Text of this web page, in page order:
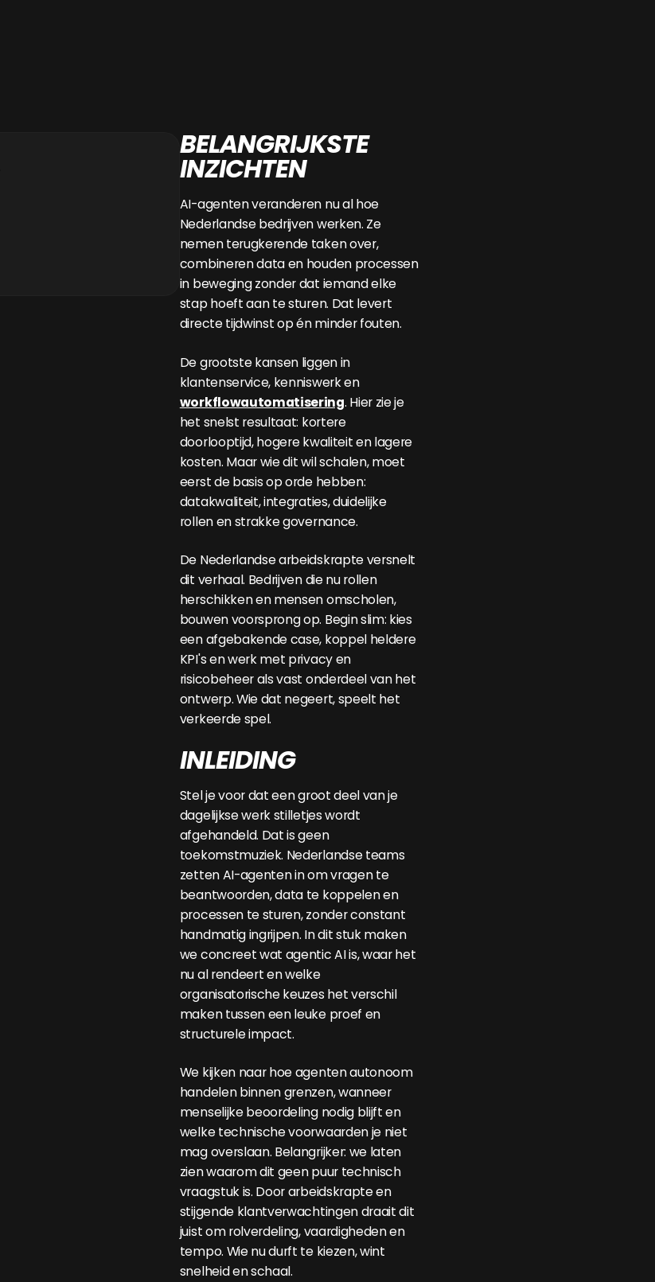
BELANGRIJKSTE
INZICHTEN
AI-agenten veranderen nu al hoe
Nederlandse bedrijven werken. Ze
nemen terugkerende taken over,
combineren data en houden processen
in beweging zonder dat iemand elke
stap hoeft aan te sturen. Dat levert
directe tijdwinst op én minder fouten.
De grootste kansen liggen in
klantenservice, kenniswerk en
workflowautomatisering. Hier zie je
het snelst resultaat: kortere
doorlooptijd, hogere kwaliteit en lagere
kosten. Maar wie dit wil schalen, moet
eerst de basis op orde hebben:
datakwaliteit, integraties, duidelijke
rollen en strakke governance.
De Nederlandse arbeidskrapte versnelt
dit verhaal. Bedrijven die nu rollen
herschikken en mensen omscholen,
bouwen voorsprong op. Begin slim: kies
een afgebakende case, koppel heldere
KPI's en werk met privacy en
risicobeheer als vast onderdeel van het
ontwerp. Wie dat negeert, speelt het
verkeerde spel.
INLEIDING
Stel je voor dat een groot deel van je
dagelijkse werk stilletjes wordt
afgehandeld. Dat is geen
toekomstmuziek. Nederlandse teams
zetten AI-agenten in om vragen te
beantwoorden, data te koppelen en
processen te sturen, zonder constant
handmatig ingrijpen. In dit stuk maken
we concreet wat agentic AI is, waar het
nu al rendeert en welke
organisatorische keuzes het verschil
maken tussen een leuke proef en
structurele impact.
We kijken naar hoe agenten autonoom
handelen binnen grenzen, wanneer
menselijke beoordeling nodig blijft en
welke technische voorwaarden je niet
mag overslaan. Belangrijker: we laten
zien waarom dit geen puur technisch
vraagstuk is. Door arbeidskrapte en
stijgende klantverwachtingen draait dit
juist om rolverdeling, vaardigheden en
tempo. Wie nu durft te kiezen, wint
snelheid en schaal.